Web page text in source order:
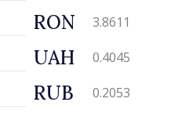
RON 3.8611
UAH 0.4045
RUB 0.2053